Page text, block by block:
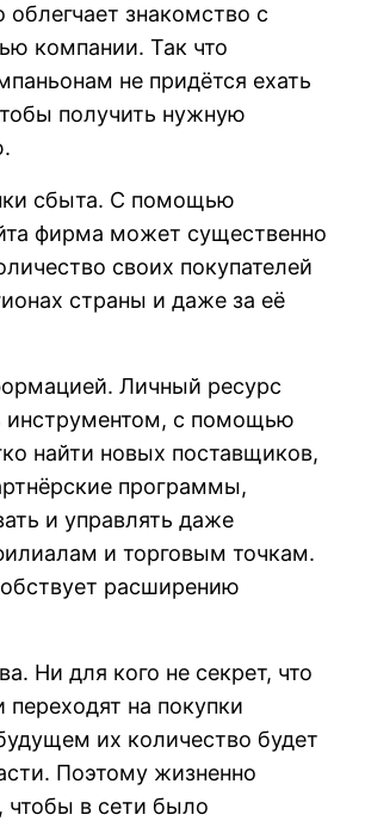
облегчает знакомство с
компании. Так что
не придётся ехать
получить нужную
сбыта. С помощью
фирма может существенно
своих покупателей
страны и даже за её
Личный ресурс
инструментом, с помощью
найти новых поставщиков,
программы,
и управлять даже
и торговым точкам.
расширению
Ни для кого не секрет, что
на покупки
их количество будет
Поэтому жизненно
чтобы в сети было